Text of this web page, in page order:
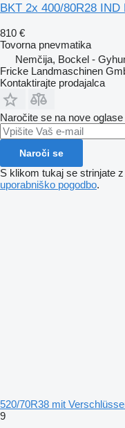
BKT 2x 400/80R28 IND
810 €
Tovorna pnevmatika
Nemčija, Bockel -
Fricke Landmaschinen
Kontaktirajte prodajalca
Naročite se na nove
Naroči se
S klikom tukaj se strinjate
uporabniško pogodbo.
520/70R38 mit
9